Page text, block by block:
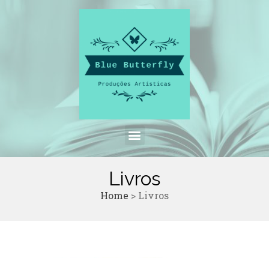
Livros
Home > Livros